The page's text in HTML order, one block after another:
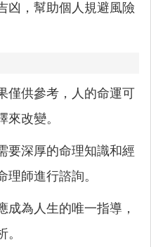
凶，幫助個人規避風險
僅供參考，人的命運可
來改變。
要深厚的命理知識和經
師進行諮詢。
成為人生的唯一指導，